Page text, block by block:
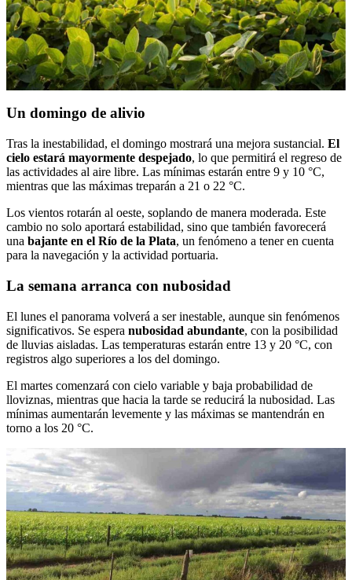
Un domingo de alivio
Tras la inestabilidad, el domingo mostrará una mejora sustancial. El
cielo estará mayormente despejado, lo que permitirá el regreso de
las actividades al aire libre. Las mínimas estarán entre 9 y 10 °C,
mientras que las máximas treparán a 21 o 22 °C.
Los vientos rotarán al oeste, soplando de manera moderada. Este
cambio no solo aportará estabilidad, sino que también favorecerá
una bajante en el Río de la Plata, un fenómeno a tener en cuenta
para la navegación y la actividad portuaria.
La semana arranca con nubosidad
El lunes el panorama volverá a ser inestable, aunque sin fenómenos
significativos. Se espera nubosidad abundante, con la posibilidad
de lluvias aisladas. Las temperaturas estarán entre 13 y 20 °C, con
registros algo superiores a los del domingo.
El martes comenzará con cielo variable y baja probabilidad de
lloviznas, mientras que hacia la tarde se reducirá la nubosidad. Las
mínimas aumentarán levemente y las máximas se mantendrán en
torno a los 20 °C.